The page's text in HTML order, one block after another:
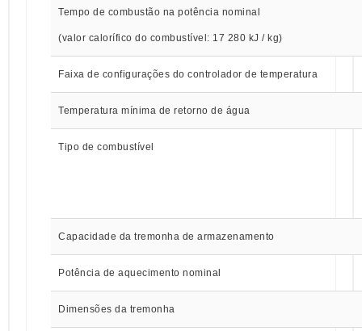
Tempo de combustão na potência nominal
(valor calorífico do combustível: 17 280 kJ / kg)
Faixa de configurações do controlador de temperatura
Temperatura mínima de retorno de água
Tipo de combustível
Capacidade da tremonha de armazenamento
Potência de aquecimento nominal
Dimensões da tremonha